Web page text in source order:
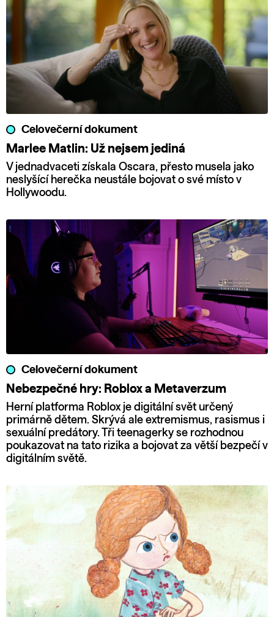
Celovečerní dokument
Marlee Matlin: Už nejsem jediná
V jednadvaceti získala Oscara, přesto musela jako
neslyšící herečka neustále bojovat o své místo v
Hollywoodu.
Celovečerní dokument
Nebezpečné hry: Roblox a Metaverzum
Herní platforma Roblox je digitální svět určený
primárně dětem. Skrývá ale extremismus, rasismus i
sexuální predátory. Tři teenagerky se rozhodnou
poukazovat na tato rizika a bojovat za větší bezpečí v
digitálním světě.